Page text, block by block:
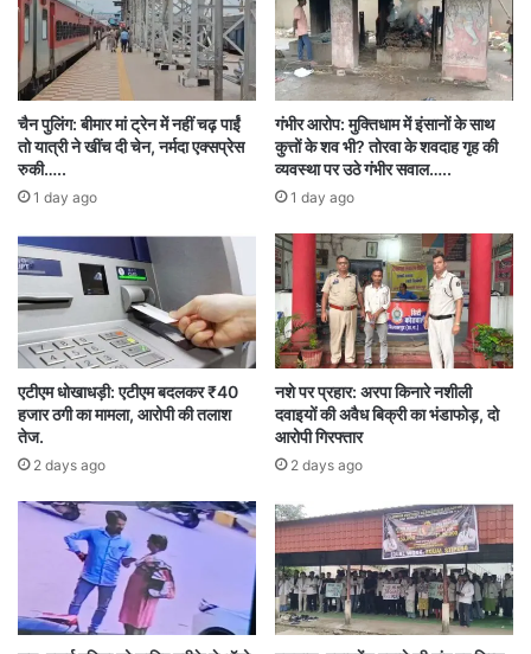
हर स्कूल में योग्य शिक्षक हों और हर बच्चे को गुणवत्तापूर्ण
शिक्षा मिले। 5000 शिक्षकों की भर्ती की मंजूरी इसी दिशा में
बड़ा कदम है।”
गौरतलब है कि राज्य सरकार हाल के महीनों में शिक्षा सुधार
को लेकर कई अहम निर्णय ले चुकी है। इनमें नए स्कूल भवनों
का निर्माण, डिजिटल शिक्षा सामग्री का प्रसार और शिक्षकों
के प्रशिक्षण कार्यक्रम शामिल हैं।
इस नई भर्ती से न केवल प्रदेश में शिक्षण की गुणवत्ता में सुधार
होगा, बल्कि हजारों युवाओं को रोजगार भी मिलेगा। यह पहल
मुख्यमंत्री विष्णुदेव साय के “शिक्षित, सक्षम और आत्मनिर्भर
छत्तीसगढ़” के सपने को साकार करने की दिशा में एक और
मजबूत कदम है।
chhattisgarh Raipur
चैन पुलिंग: बीमार मां ट्रेन में नहीं चढ़ पाईं
तो यात्री ने खींच दी चेन, नर्मदा एक्सप्रेस
रुकी…..
1 day ago
गंभीर आरोप: मुक्तिधाम में इंसानों के साथ
कुत्तों के शव भी? तोरवा के शवदाह गृह की
व्यवस्था पर उठे गंभीर सवाल…..
1 day ago
एटीएम धोखाधड़ी: एटीएम बदलकर ₹40
हजार ठगी का मामला, आरोपी की तलाश
तेज.
2 days ago
नशे पर प्रहार: अरपा किनारे नशीली
दवाइयों की अवैध बिक्री का भंडाफोड़, दो
आरोपी गिरफ्तार
2 days ago